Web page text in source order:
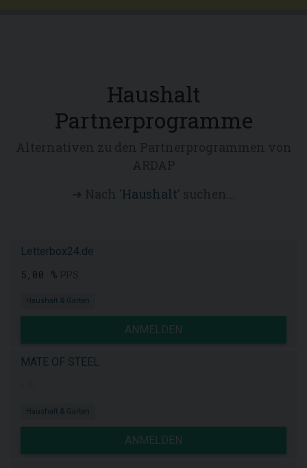
Haushalt
Partnerprogramme
Haushalt
Letterbox24.de
5,00 %
Haushalt & Garten
ANMELDEN
MATE OF STEEL
Haushalt & Garten
ANMELDEN